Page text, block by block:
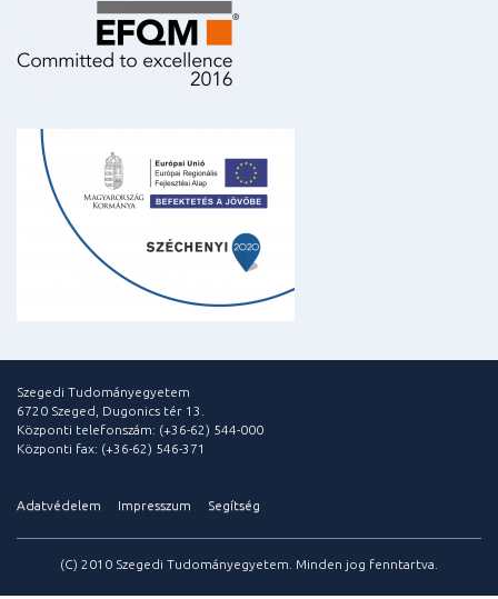
Szegedi Tudományegyetem
6720 Szeged, Dugonics tér 13.
Központi telefonszám: (+36-62) 544-000
Központi fax: (+36-62) 546-371
Adatvédelem Impresszum Segítség
(C) 2010 Szegedi Tudományegyetem. Minden jog fenntartva.